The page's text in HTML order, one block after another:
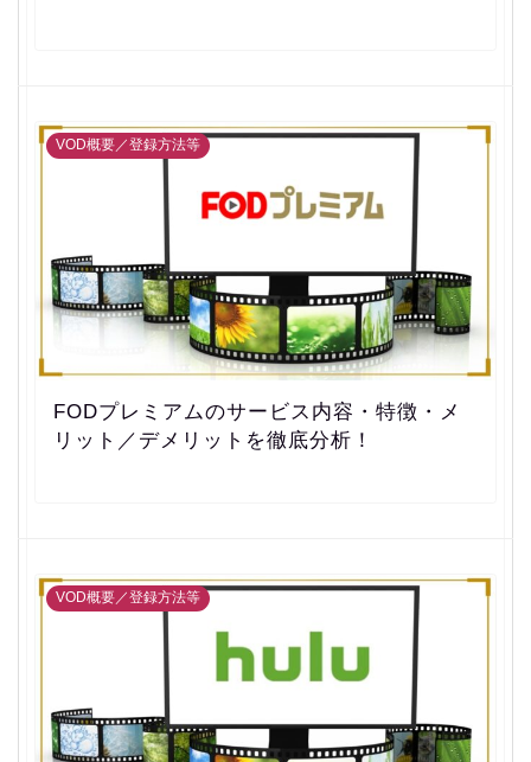
VOD概要／登録方法等
FODプレミアムのサービス内容・特徴・メ
リット／デメリットを徹底分析！
VOD概要／登録方法等